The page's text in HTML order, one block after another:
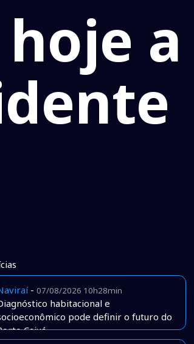
a
- 07/08/2026 10h28min
habitacional e
pode definir o futuro do
Caiuá